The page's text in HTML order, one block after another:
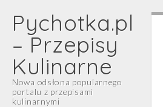
Pychotka.pl
– Przepisy
Kulinarne
Nowa odsłona popularnego
portalu z przepisami
kulinarnymi